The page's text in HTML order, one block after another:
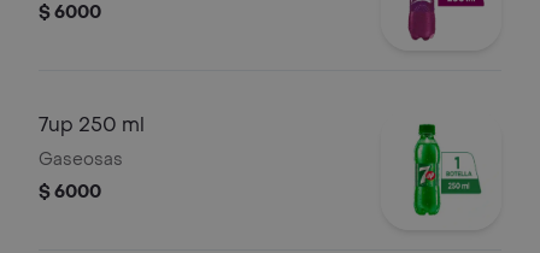
$ 6000
7up 250 ml
Gaseosas
$ 6000